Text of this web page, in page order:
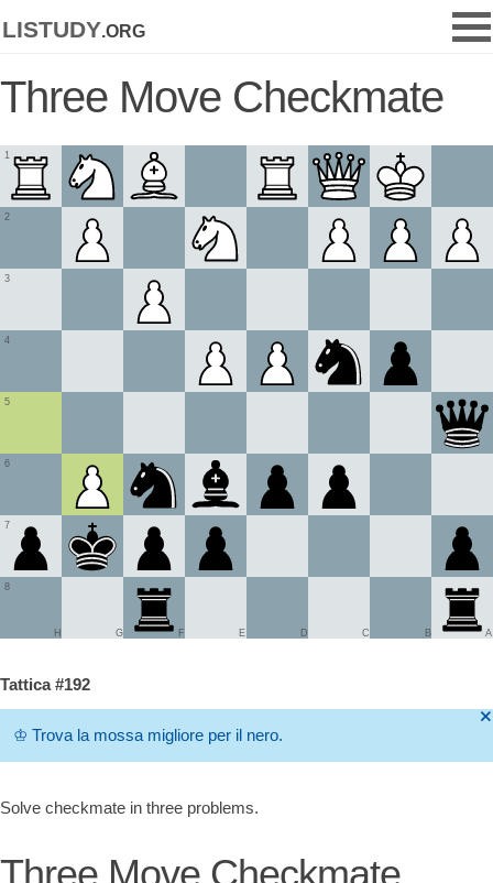
listudy.org
Three Move Checkmate
1
2
3
4
5
6
7
8
A
B
C
D
E
F
G
H
Tattica #192
🞫
♔ Trova la mossa migliore per il nero.
Solve checkmate in three problems.
Three Move Checkmate